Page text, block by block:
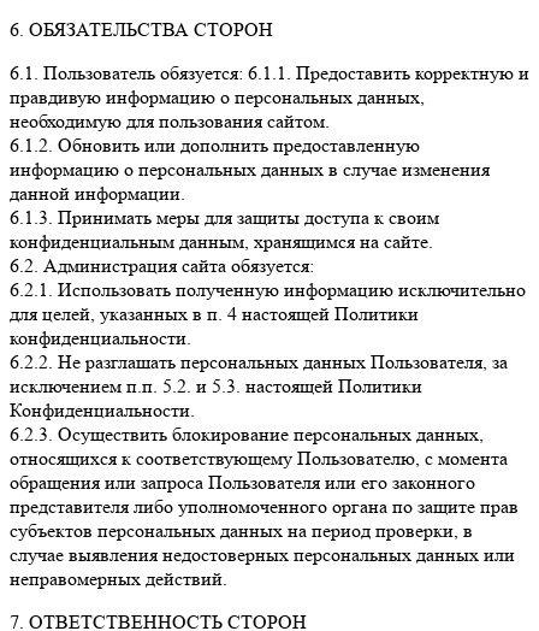
6. ОБЯЗАТЕЛЬСТВА СТОРОН
6.1. Пользователь обязуется: 6.1.1. Предоставить корректную и
правдивую информацию о персональных данных,
необходимую для пользования сайтом.
6.1.2. Обновить или дополнить предоставленную
информацию о персональных данных в случае изменения
данной информации.
6.1.3. Принимать меры для защиты доступа к своим
конфиденциальным данным, хранящимся на сайте.
6.2. Администрация сайта обязуется:
6.2.1. Использовать полученную информацию исключительно
для целей, указанных в п. 4 настоящей Политики
конфиденциальности.
6.2.2. Не разглашать персональных данных Пользователя, за
исключением п.п. 5.2. и 5.3. настоящей Политики
Конфиденциальности.
6.2.3. Осуществить блокирование персональных данных,
относящихся к соответствующему Пользователю, с момента
обращения или запроса Пользователя или его законного
представителя либо уполномоченного органа по защите прав
субъектов персональных данных на период проверки, в
случае выявления недостоверных персональных данных или
неправомерных действий.
7. ОТВЕТСТВЕННОСТЬ СТОРОН